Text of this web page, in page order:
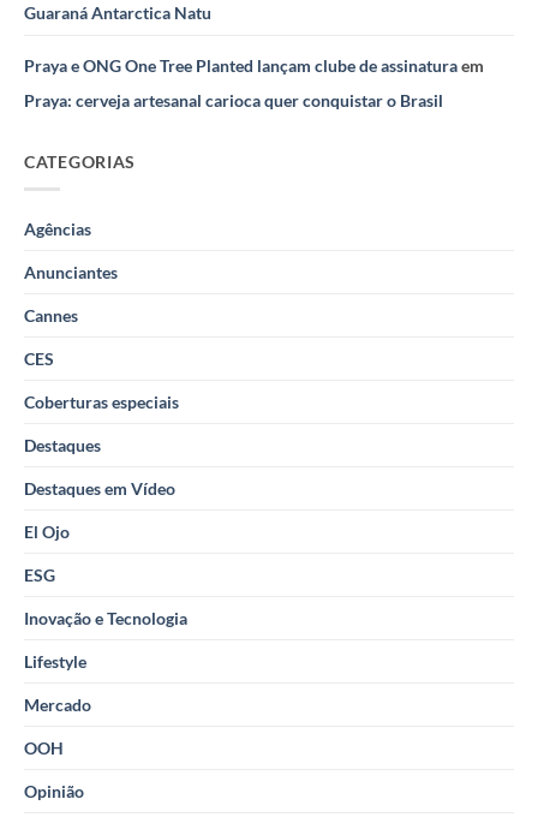
Guaraná Antarctica Natu
Praya e ONG One Tree Planted lançam clube de assinaturaem
Praya: cerveja artesanal carioca quer conquistar o Brasil
CATEGORIAS
Agências
Anunciantes
Cannes
CES
Coberturas especiais
Destaques
Destaques em Vídeo
El Ojo
ESG
Inovação e Tecnologia
Lifestyle
Mercado
OOH
Opinião